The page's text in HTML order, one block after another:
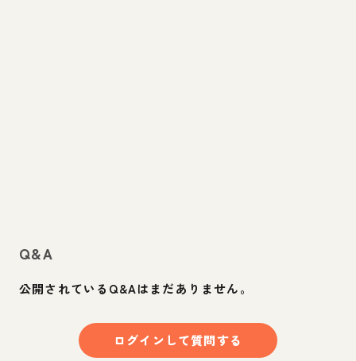
Q&A
公開されているQ&Aはまだありません。
ログインして質問する